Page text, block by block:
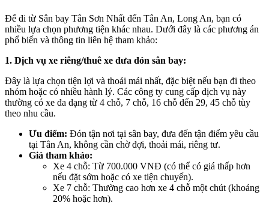
Để đi từ Sân bay Tân Sơn Nhất đến Tân An, Long An, bạn có
nhiều lựa chọn phương tiện khác nhau. Dưới đây là các phương án
phổ biến và thông tin liên hệ tham khảo:
1. Dịch vụ xe riêng/thuê xe đưa đón sân bay:
Đây là lựa chọn tiện lợi và thoải mái nhất, đặc biệt nếu bạn đi theo
nhóm hoặc có nhiều hành lý. Các công ty cung cấp dịch vụ này
thường có xe đa dạng từ 4 chỗ, 7 chỗ, 16 chỗ đến 29, 45 chỗ tùy
theo nhu cầu.
Ưu điểm: Đón tận nơi tại sân bay, đưa đến tận điểm yêu cầu
tại Tân An, không cần chờ đợi, thoải mái, riêng tư.
Giá tham khảo:
Xe 4 chỗ: Từ 700.000 VNĐ (có thể có giá thấp hơn
nếu đặt sớm hoặc có xe tiện chuyến).
Xe 7 chỗ: Thường cao hơn xe 4 chỗ một chút (khoảng
20% hoặc hơn).